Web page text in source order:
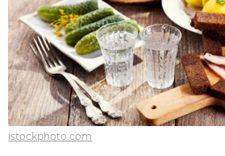
istockphoto.com